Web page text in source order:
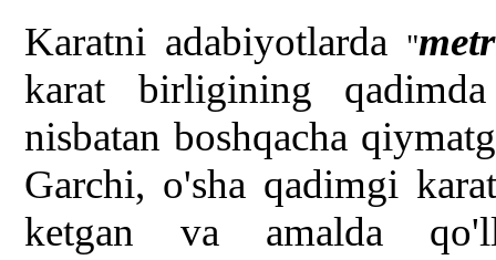
Karatni adabiyotlarda
"
karat birligining
nisbatan boshqacha
Garchi, o'sha qadimgi
ketgan va amalda